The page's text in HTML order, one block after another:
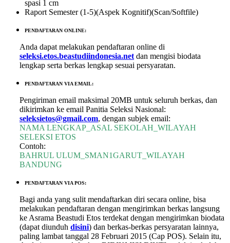
spasi 1 cm
Raport Semester (1-5)(Aspek Kognitif)(Scan/Softfile)
PENDAFTARAN ONLINE:
Anda dapat melakukan pendaftaran online di
seleksi.etos.beastudiindonesia.net dan mengisi biodata
lengkap serta berkas lengkap sesuai persyaratan.
PENDAFTARAN VIA EMAIL:
Pengiriman email maksimal 20MB untuk seluruh berkas, dan
dikirimkan ke email Panitia Seleksi Nasional:
seleksietos@gmail.com, dengan subjek email:
NAMA LENGKAP_ASAL SEKOLAH_WILAYAH
SELEKSI ETOS
Contoh:
BAHRUL ULUM_SMAN1GARUT_WILAYAH
BANDUNG
PENDAFTARAN VIA POS:
Bagi anda yang sulit mendaftarkan diri secara online, bisa
melakukan pendaftaran dengan mengirimkan berkas langsung
ke Asrama Beastudi Etos terdekat dengan mengirimkan biodata
(dapat diunduh disini) dan berkas-berkas persyaratan lainnya,
paling lambat tanggal 28 Februari 2015 (Cap POS). Selain itu,